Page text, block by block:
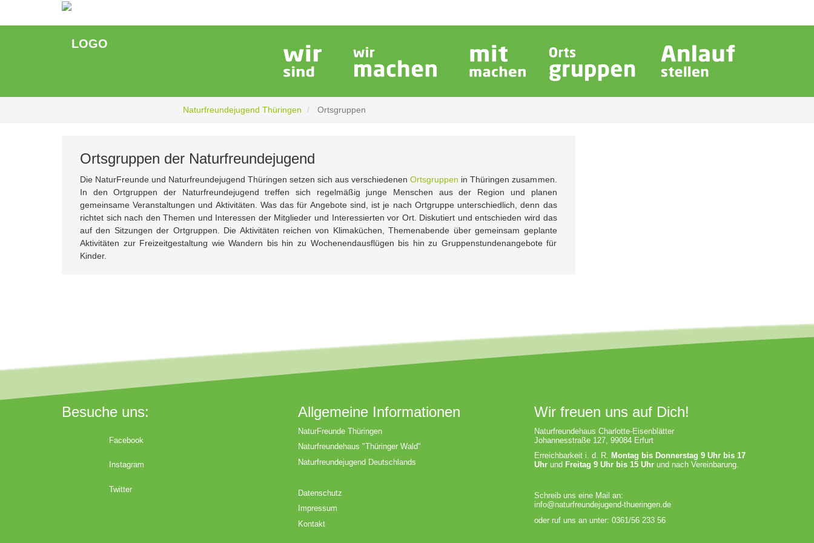
Naturfreundejugend Thüringen Ortsgruppen
Ortsgruppen der Naturfreundejugend
Die NaturFreunde und Naturfreundejugend Thüringen setzen sich aus verschiedenenOrtsgruppen in Thüringen zusammen.
In den Ortgruppen der Naturfreundejugend treffen sich regelmäßig junge Menschen aus der Region und planen
gemeinsame Veranstaltungen und Aktivitäten. Was das für Angebote sind, ist je nach Ortgruppe unterschiedlich, denn das
richtet sich nach den Themen und Interessen der Mitglieder und Interessierten vor Ort. Diskutiert und entschieden wird das
auf den Sitzungen der Ortgruppen. Die Aktivitäten reichen von Klimaküchen, Themenabende über gemeinsam geplante
Aktivitäten zur Freizeitgestaltung wie Wandern bis hin zu Wochenendausflügen bis hin zu Gruppenstundenangebote für
Kinder.
Besuche uns:
Facebook
Instagram
Twitter
Allgemeine Informationen
NaturFreunde Thüringen
Naturfreundehaus "Thüringer Wald"
Naturfreundejugend Deutschlands
Datenschutz
Impressum
Kontakt
Wir freuen uns auf Dich!
Naturfreundehaus Charlotte-Eisenblätter
Johannesstraße 127, 99084 Erfurt
Erreichbarkeit i. d. R. Montag bis Donnerstag 9 Uhr bis 17
Uhr und Freitag 9 Uhr bis 15 Uhr und nach Vereinbarung.
Schreib uns eine Mail an:
info@naturfreundejugend-thueringen.de
oder ruf uns an unter: 0361/56 233 56